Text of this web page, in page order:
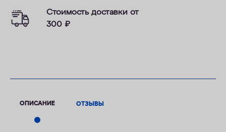
Стоимость доставки от
300 ₽
ОПИСАНИЕ ОТЗЫВЫ